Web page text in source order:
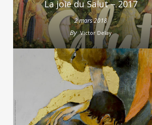
La joie du Salut – 2017
2 mars 2018
By Victor Delay